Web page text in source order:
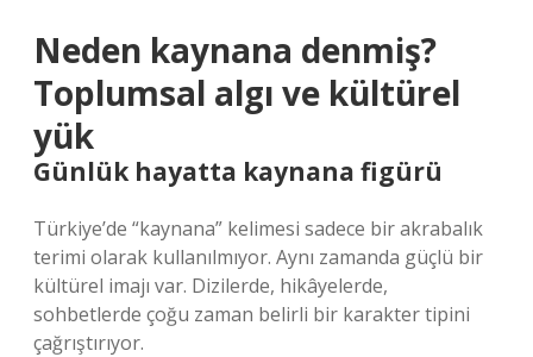
Neden kaynana denmiş?
Toplumsal algı ve kültürel
yük
Günlük hayatta kaynana figürü
Türkiye’de “kaynana” kelimesi sadece bir akrabalık
terimi olarak kullanılmıyor. Aynı zamanda güçlü bir
kültürel imajı var. Dizilerde, hikâyelerde,
sohbetlerde çoğu zaman belirli bir karakter tipini
çağrıştırıyor.